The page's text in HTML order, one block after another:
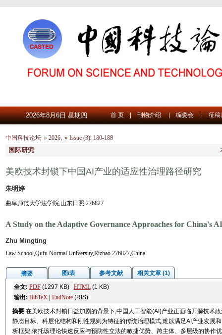
2026年8月6日 星期四 首 页 | 刊物介绍 | 编委会 | 征稿
中国科技论坛 2026, Issue (3):180-188
国际研究
美欧技术封锁下中国AI产业的适应性治理路径研究
朱明婷
曲阜师范大学法学院,山东日照 276827
A Study on the Adaptive Governance Approaches for China's
Zhu Mingting
Law School,Qufu Normal University,Rizhao 276827,China
摘要 图/表 参考文献
相关文章 (1)
全文: PDF(1297 KB) HTML(1 KB)
输出: BibTeX| EndNote(RIS)
摘要 在美欧技术封锁日益加剧的背景下,中国人工智能(AI)产业正面临开源技术
静态目标、科层化结构和刚性规则为特征的传统治理模式,难以满足AI产业发展
析框架,依托该理论快速反应与预防性立法的敏捷优势、跨主体、多层级的协作